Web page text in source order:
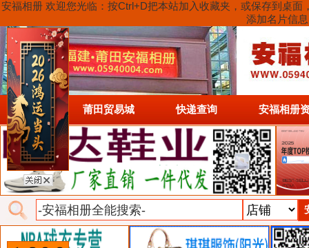
安福相册 欢迎您光临：按Ctrl+D把本站加入收藏夹，或保存到桌
添加名片信
首页 莆田贸易城 快递查询 安福相册